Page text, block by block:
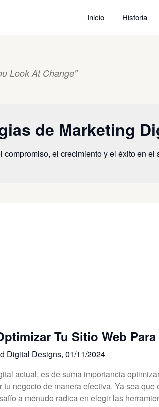
Inicio Historia
Look At Change"
de Marketing
el crecimiento y el éxito en
Tu Sitio Web
Digital Designs, 01/11/2024
actual, es de suma importancia
tu negocio de manera efectiva. Ya sea
a menudo radica en elegir las